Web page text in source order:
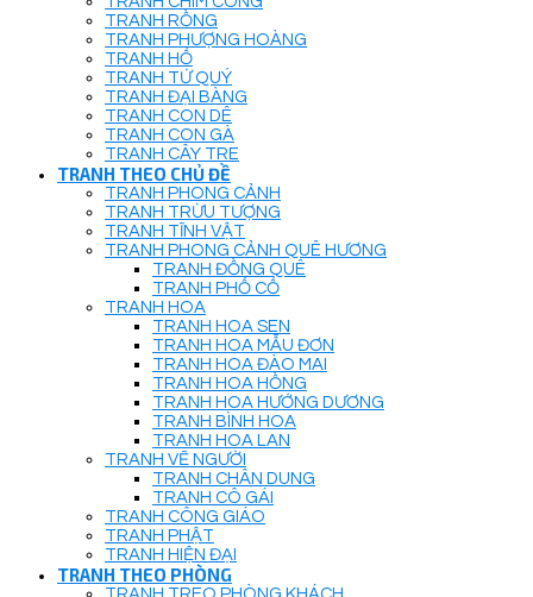
TRANH RỒNG
TRANH PHƯỢNG HOÀNG
TRANH HỔ
TRANH TỨ QUÝ
TRANH ĐẠI BÀNG
TRANH CON DÊ
TRANH CON GÀ
TRANH CÂY TRE
TRANH THEO CHỦ ĐỀ
TRANH PHONG CẢNH
TRANH TRỪU TƯỢNG
TRANH TĨNH VẬT
TRANH PHONG CẢNH QUÊ HƯƠNG
TRANH ĐỒNG QUÊ
TRANH PHỐ CỔ
TRANH HOA
TRANH HOA SEN
TRANH HOA MẪU ĐƠN
TRANH HOA ĐÀO MAI
TRANH HOA HỒNG
TRANH HOA HƯỚNG DƯƠNG
TRANH BÌNH HOA
TRANH HOA LAN
TRANH VẼ NGƯỜI
TRANH CHÂN DUNG
TRANH CÔ GÁI
TRANH CÔNG GIÁO
TRANH PHẬT
TRANH HIỆN ĐẠI
TRANH THEO PHÒNG